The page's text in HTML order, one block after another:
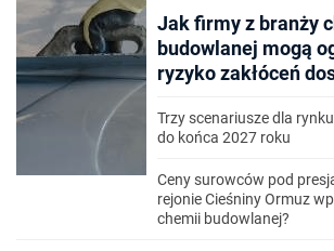
Jak firmy z branży
budowlanej mogą
ryzyko zakłóceń
Trzy scenariusze dla
do końca 2027 roku
Ceny surowców pod
rejonie Cieśniny Ormuz
chemii budowlanej?